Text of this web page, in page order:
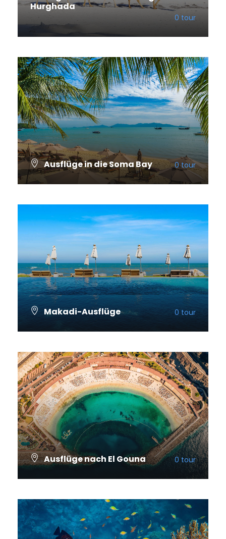
Hurghada
0 tour
Ausflüge in die Soma Bay 0 tour
Makadi-Ausflüge 0 tour
Ausflüge nach El Gouna 0 tour